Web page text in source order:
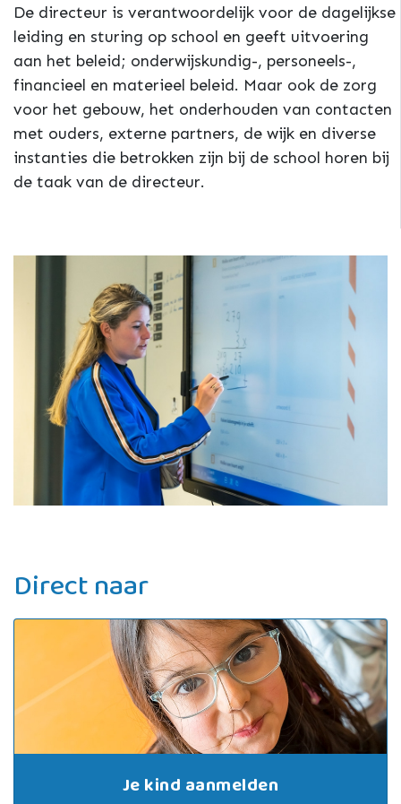
De directeur is verantwoordelijk voor de dagelijkse
leiding en sturing op school en geeft uitvoering
aan het beleid; onderwijskundig-, personeels-,
financieel en materieel beleid. Maar ook de zorg
voor het gebouw, het onderhouden van contacten
met ouders, externe partners, de wijk en diverse
instanties die betrokken zijn bij de school horen bij
de taak van de directeur.
Direct naar
Je kind aanmelden